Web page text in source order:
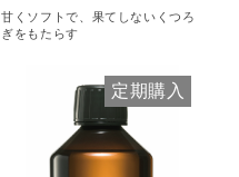
甘くソフトで、果てしないくつろ
ぎをもたらす
定期購入